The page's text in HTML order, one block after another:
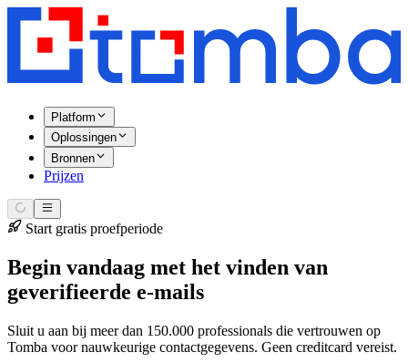
Platform
Oplossingen
Bronnen
Prijzen
Start gratis proefperiode
Begin vandaag met het vinden van
geverifieerde e-mails
Sluit u aan bij meer dan 150.000 professionals die vertrouwen op
Tomba voor nauwkeurige contactgegevens. Geen creditcard vereist.